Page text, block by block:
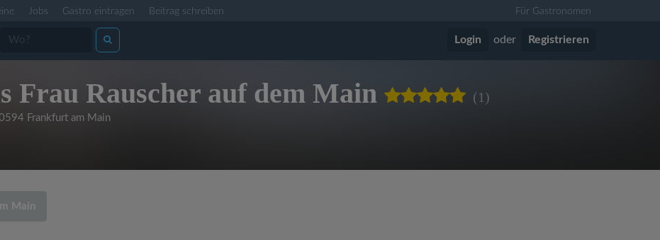
Jobs Gastro eintragen Beitrag schreiben Für Gastronomen
Login oder Registrieren
Frau Rauscher auf dem Main (1)
Frankfurt am Main
Main